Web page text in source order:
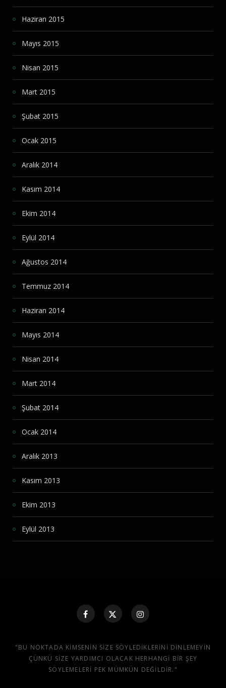
Haziran 2015
Mayıs 2015
Nisan 2015
Mart 2015
Şubat 2015
Ocak 2015
Aralık 2014
Kasım 2014
Ekim 2014
Eylül 2014
Ağustos 2014
Temmuz 2014
Haziran 2014
Mayıs 2014
Nisan 2014
Mart 2014
Şubat 2014
Ocak 2014
Aralık 2013
Kasım 2013
Ekim 2013
Eylül 2013
"BU NOKTADA KIMSENIN SIZE SÖYLEDIKLERINI DINLEMEYIN
ÇÜNKÜ SIZE YARDIMCI OLACAK HERHANGI BIR ŞEY
SÖYLEMELERI PEK MÜMKÜN DEĞILDIR."